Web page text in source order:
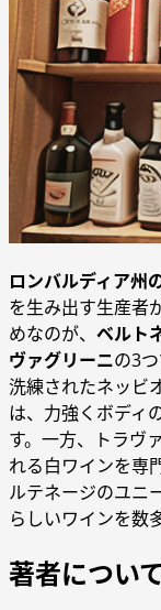
ロンバルディア州
を生み出す生産者
めなのが、 ベルト
ヴァグリーニの3
洗練されたネッビ
は、力強くボディ
す。一方、トラヴ
れる白ワインを専
ルテネージのユニ
らしいワインを数
著者につい